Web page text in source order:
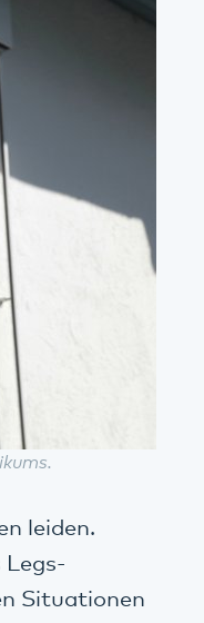
leiden.
Legs-
Situationen